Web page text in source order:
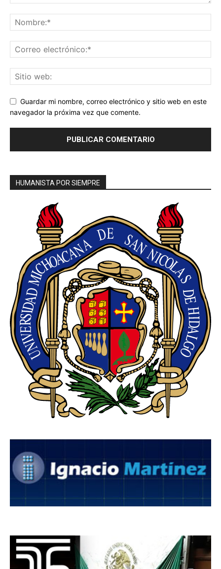
Guardar mi nombre, correo electrónico y sitio web en este
navegador la próxima vez que comente.
HUMANISTA POR SIEMPRE